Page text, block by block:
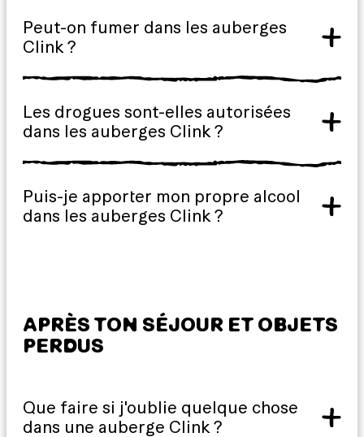
Peut-on fumer dans les auberges
Clink ?
Les drogues sont-elles autorisées
dans les auberges Clink ?
Puis-je apporter mon propre alcool
dans les auberges Clink ?
APRÈS TON SÉJOUR ET OBJETS
PERDUS
Que faire si j'oublie quelque chose
dans une auberge Clink ?